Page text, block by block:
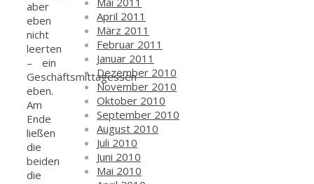
aber
eben
nicht
leerten
– ein
Geschäftsmittagessen
eben.
Am
Ende
ließen
die
beiden
die
April 2011
März 2011
Februar 2011
Januar 2011
Dezember 2010
November 2010
Oktober 2010
September 2010
August 2010
Juli 2010
Juni 2010
Mai 2010